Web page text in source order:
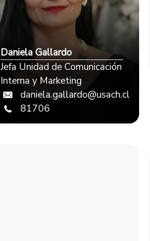
Daniela Gallardo
Jefa Unidad de Comunicación
Interna y Marketing
daniela.gallardo@usach.cl
81706